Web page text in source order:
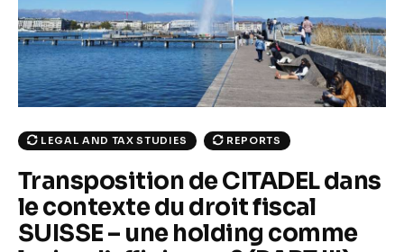
LEGAL AND TAX STUDIES REPORTS
Transposition de CITADEL dans
le contexte du droit fiscal
SUISSE – une holding comme